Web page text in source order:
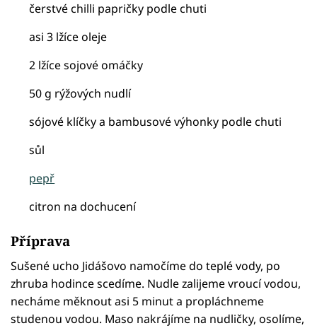
čerstvé chilli papričky podle chuti
asi 3 lžíce oleje
2 lžíce sojové omáčky
50 g rýžových nudlí
sójové klíčky a bambusové výhonky podle chuti
sůl
pepř
citron na dochucení
Příprava
Sušené ucho Jidášovo namočíme do teplé vody, po
zhruba hodince scedíme. Nudle zalijeme vroucí vodou,
necháme měknout asi 5 minut a propláchneme
studenou vodou. Maso nakrájíme na nudličky, osolíme,